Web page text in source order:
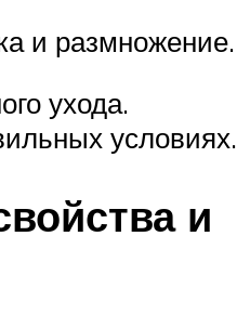
и размножение.
ухода.
условиях.
и